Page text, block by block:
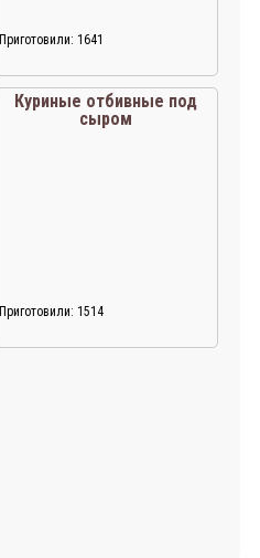
Приготовили: 1641
Куриные отбивные под
сыром
Приготовили: 1514